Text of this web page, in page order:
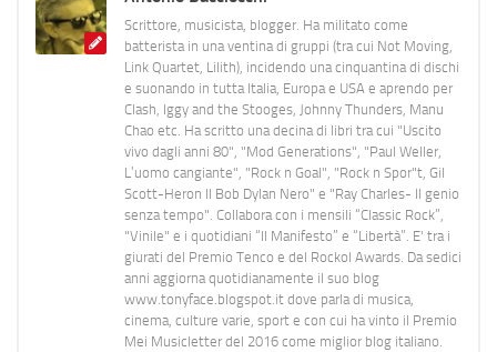
Scrittore, musicista, blogger. Ha militato come
batterista in una ventina di gruppi (tra cui Not Moving,
Link Quartet, Lilith), incidendo una cinquantina di dischi
e suonando in tutta Italia, Europa e USA e aprendo per
Clash, Iggy and the Stooges, Johnny Thunders, Manu
Chao etc. Ha scritto una decina di libri tra cui "Uscito
vivo dagli anni 80", "Mod Generations", "Paul Weller,
L’uomo cangiante", "Rock n Goal", "Rock n Spor"t, Gil
Scott-Heron Il Bob Dylan Nero" e "Ray Charles- Il genio
senza tempo". Collabora con i mensili “Classic Rock”,
"Vinile" e i quotidiani “Il Manifesto” e “Libertà”. E' tra i
giurati del Premio Tenco e del Rockol Awards. Da sedici
anni aggiorna quotidianamente il suo blog
www.tonyface.blogspot.it dove parla di musica,
cinema, culture varie, sport e con cui ha vinto il Premio
Mei Musicletter del 2016 come miglior blog italiano.